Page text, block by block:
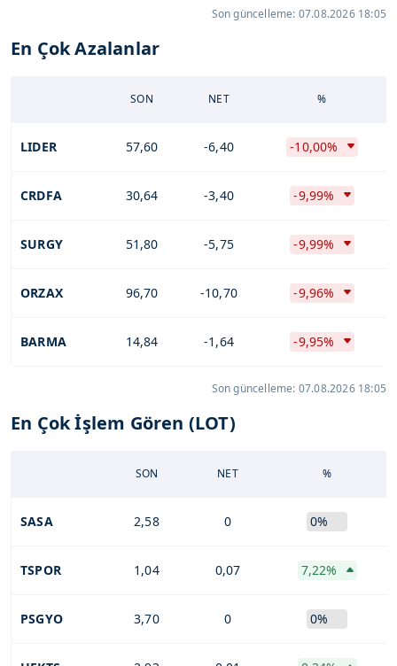
Son güncelleme: 07.08.2026 18:05
En Çok Azalanlar
SON NET %
LIDER 57,60 -6,40 -10,00%
CRDFA 30,64 -3,40 -9,99%
SURGY 51,80 -5,75 -9,99%
ORZAX 96,70 -10,70 -9,96%
BARMA 14,84 -1,64 -9,95%
Son güncelleme: 07.08.2026 18:05
En Çok İşlem Gören (LOT)
SON NET %
SASA 2,58 0 0%
TSPOR 1,04 0,07 7,22%
PSGYO 3,70 0 0%